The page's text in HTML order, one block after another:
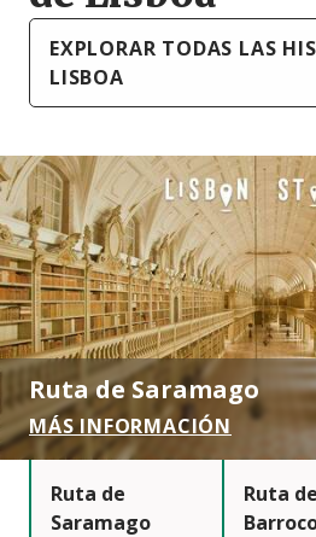
EXPLORAR TODAS LAS
LISBOA
Ruta de Saramago
MÁS INFORMACIÓN
Ruta de
Saramago
Ruta